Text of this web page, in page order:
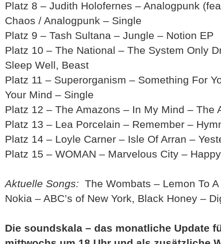
Platz 8 – Judith Holofernes – Analogpunk
Chaos / Analogpunk – Single
Platz 9 – Tash Sultana – Jungle – Notion EP
Platz 10 – The National – The System Only
Sleep Well, Beast
Platz 11 – Superorganism – Something For
Your Mind – Single
Platz 12 – The Amazons – In My Mind – The
Platz 13 – Lea Porcelain – Remember –
Platz 14 – Loyle Carner – Isle Of Arran –
Platz 15 – WOMAN – Marvelous City –
Aktuelle Songs: The Wombats – Lemon To
Nokia – ABC’s of New York, Black Honey –
Die soundskala – das monatliche Update